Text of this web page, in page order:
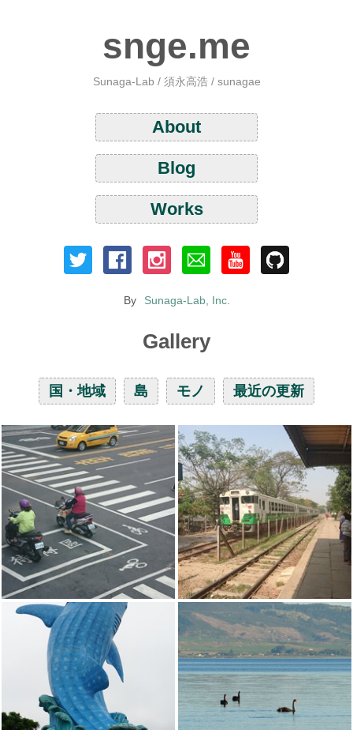
snge.me
Sunaga-Lab / 須永高浩 / sunagae
About
Blog
Works
By Sunaga-Lab, Inc.
Gallery
国・地域 島 モノ 最近の更新